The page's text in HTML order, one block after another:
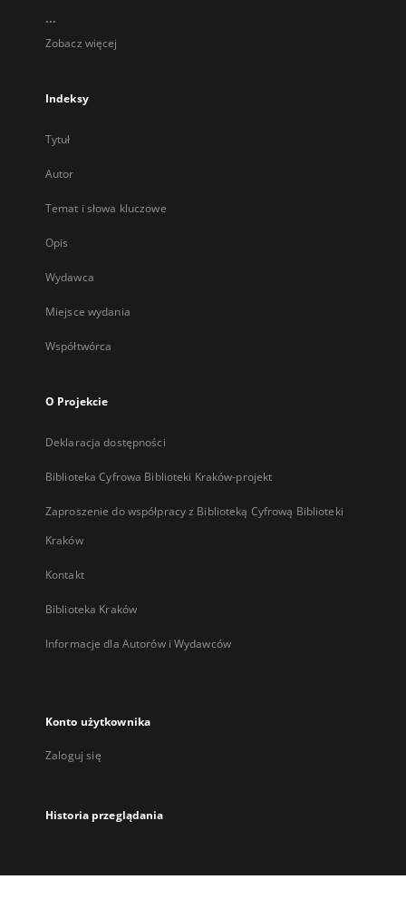
...
Zobacz więcej
Indeksy
Tytuł
Autor
Temat i słowa kluczowe
Opis
Wydawca
Miejsce wydania
Współtwórca
O Projekcie
Deklaracja dostępności
Biblioteka Cyfrowa Biblioteki Kraków-projekt
Zaproszenie do współpracy z Biblioteką Cyfrową Biblioteki
Kraków
Kontakt
Biblioteka Kraków
Informacje dla Autorów i Wydawców
Konto użytkownika
Zaloguj się
Historia przeglądania